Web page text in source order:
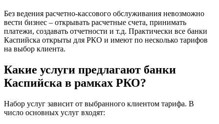
Без ведения расчетно-кассового обслуживания невозможно
вести бизнес – открывать расчетные счета, принимать
платежи, создавать отчетности и т.д. Практически все банки
Каспийска открыты для РКО и имеют по несколько тарифов
на выбор клиента.
Какие услуги предлагают банки
Каспийска в рамках РКО?
Набор услуг зависит от выбранного клиентом тарифа. В
число основных услуг входят: